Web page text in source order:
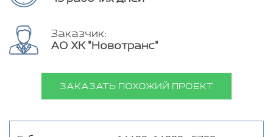
Заказчик:
АО ХК "Новотранс"
ЗАКАЗАТЬ ПОХОЖИЙ ПРОЕКТ